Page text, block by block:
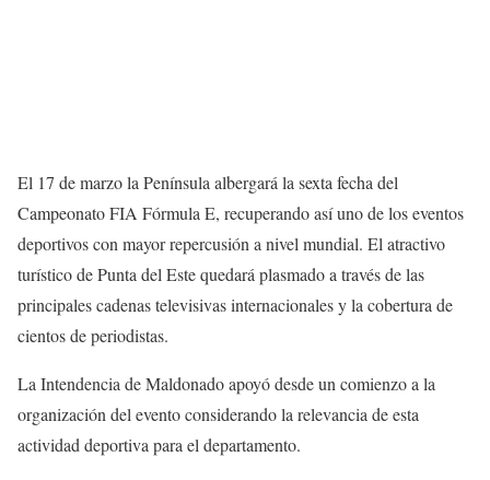
El 17 de marzo la Península albergará la sexta fecha del
Campeonato FIA Fórmula E, recuperando así uno de los eventos
deportivos con mayor repercusión a nivel mundial. El atractivo
turístico de Punta del Este quedará plasmado a través de las
principales cadenas televisivas internacionales y la cobertura de
cientos de periodistas.
La Intendencia de Maldonado apoyó desde un comienzo a la
organización del evento considerando la relevancia de esta
actividad deportiva para el departamento.